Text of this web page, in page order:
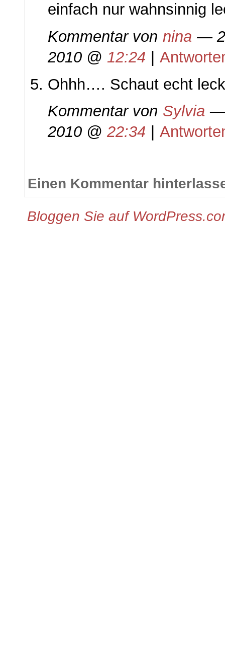
einfach nur wahnsinnig
Kommentar von nina —
2010 @ 12:24
Ohhh…. Schaut echt
Kommentar von Sylvia —
2010 @ 22:34
Einen Kommentar
Bloggen Sie auf